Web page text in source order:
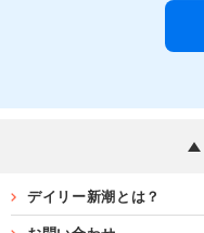
デイリー新潮とは？